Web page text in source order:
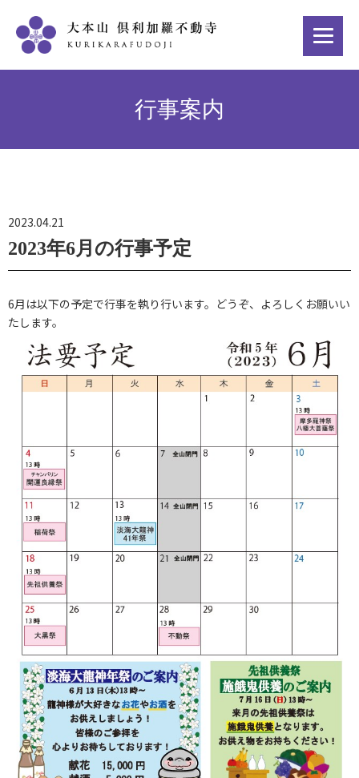
行事案内
2023.04.21
2023年6月の行事予定
6月は以下の予定で行事を執り行います。どうぞ、よろしくお願いい
たします。